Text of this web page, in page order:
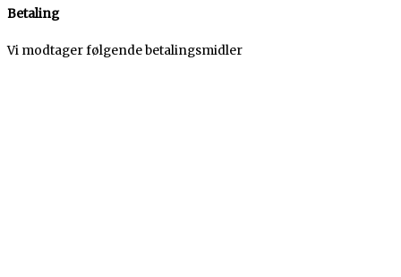
Betaling
Vi modtager følgende betalingsmidler